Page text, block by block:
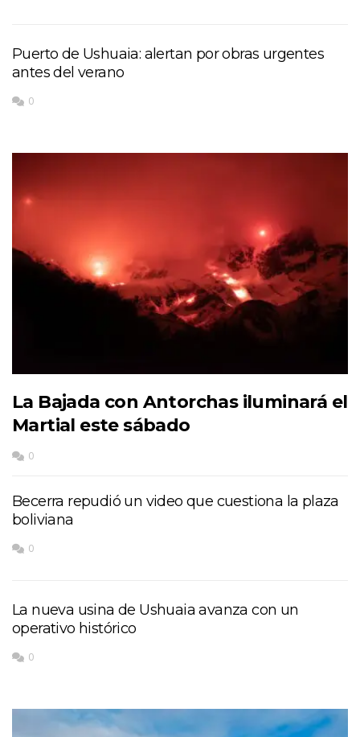
Puerto de Ushuaia: alertan por obras urgentes
antes del verano
0
La Bajada con Antorchas iluminará el
Martial este sábado
0
Becerra repudió un video que cuestiona la plaza
boliviana
0
La nueva usina de Ushuaia avanza con un
operativo histórico
0